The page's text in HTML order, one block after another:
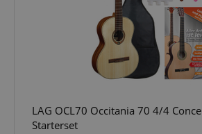
LAG OCL70 Occitania 70 4/4
Starterset